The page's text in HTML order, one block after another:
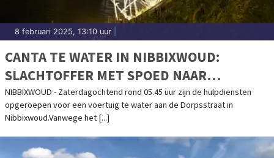
8 februari 2025, 13:10 uur
CANTA TE WATER IN NIBBIXWOUD:
SLACHTOFFER MET SPOED NAAR
ZIEKENHUIS
NIBBIXWOUD - Zaterdagochtend rond 05.45 uur zijn de hulpdiensten
opgeroepen voor een voertuig te water aan de Dorpsstraat in
Nibbixwoud.Vanwege het [...]